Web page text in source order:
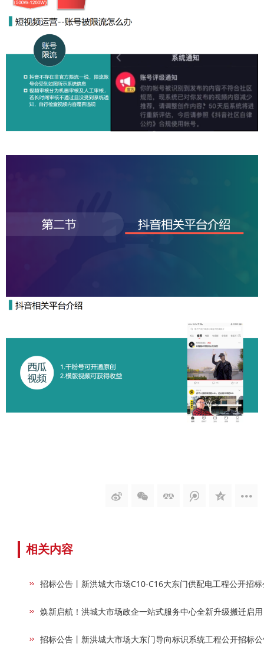
相关内容
招标公告丨新洪城大市场C10-C16大东门供配电工程公开招
焕新启航！洪城大市场政企一站式服务中心全新升级搬迁启用
招标公告丨新洪城大市场大东门导向标识系统工程公开招标